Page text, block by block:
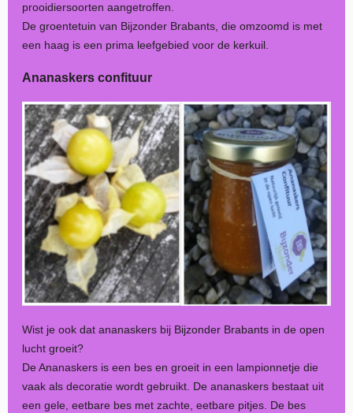
prooidiersoorten aangetroffen.
De groentetuin van Bijzonder Brabants, die omzoomd is met
een haag is een prima leefgebied voor de kerkuil.
Ananaskers confituur
Wist je ook dat ananaskers bij Bijzonder Brabants in de open
lucht groeit?
De Ananaskers is een bes en groeit in een lampionnetje die
vaak als decoratie wordt gebruikt. De ananaskers bestaat uit
een gele, eetbare bes met zachte, eetbare pitjes. De bes